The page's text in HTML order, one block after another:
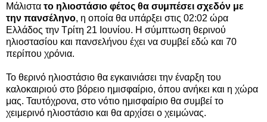
Μάλιστα το ηλιοστάσιο φέτος θα συμπέσει σχεδόν με
την πανσέληνο, η οποία θα υπάρξει στις 02:02 ώρα
Ελλάδος την Τρίτη 21 Ιουνίου. Η σύμπτωση θερινού
ηλιοστασίου και πανσελήνου έχει να συμβεί εδώ και 70
περίπου χρόνια.
Το θερινό ηλιοστάσιο θα εγκαινιάσει την έναρξη του
καλοκαιριού στο βόρειο ημισφαίριο, όπου ανήκει και η χώρα
μας. Ταυτόχρονα, στο νότιο ημισφαίριο θα συμβεί το
χειμερινό ηλιοστάσιο και θα αρχίσει ο χειμώνας.